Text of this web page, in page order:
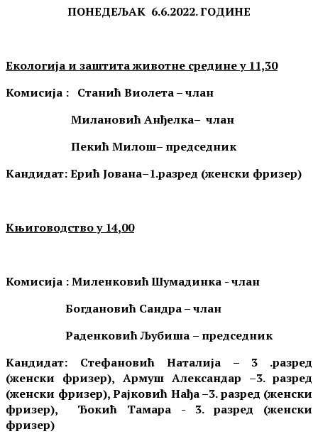
ПОНЕДЕЉАК 6.6.2022. ГОДИНЕ
Екологија и заштита животне средине у 11,30
Комисија : Станић Виолета – члан
Милановић Анђелка– члан
Пекић Милош– председник
Кандидат:Ерић Јована–1.разред (женски фризер)
Књиговодствоу14,00
Комисија :Миленковић Шумадинка - члан
Богдановић Сандра – члан
Раденковић Љубиша – председник
Кандидат: Стефановић Наталија – 3 .разред
(женски фризер), Армуш Александар –3. разред
(женски фризер), Рајковић Нађа –3. разред (женски
фризер), Ђокић Тамара - 3. разред (женски
фризер)